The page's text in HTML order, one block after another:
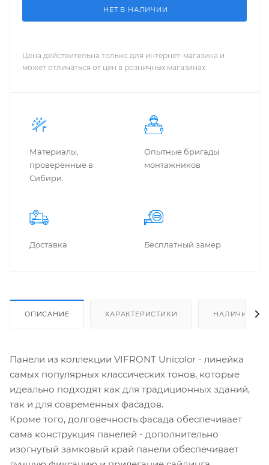
НЕТ В НАЛИЧИИ
Цена действительна только для интернет-магазина и
может отличаться от цен в розничных магазинах
Материалы,
проверенные в
Сибири.
Опытные бригады
монтажников
Доставка Бес­плат­ный замер
ОПИСАНИЕ ХАРАКТЕРИСТИКИ НАЛИЧИЕ
Панели из коллекции VIFRONT Unicolor - линейка
самых популярных классических тонов, которые
идеально подходят как для традиционных зданий,
так и для современных фасадов.
Кроме того, долговечность фасада обеспечивает
сама конструкция панелей - дополнительно
изогнутый замковый край панели обеспечивает